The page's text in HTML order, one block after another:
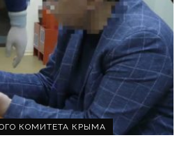
КОМИТЕТА КРЫМА